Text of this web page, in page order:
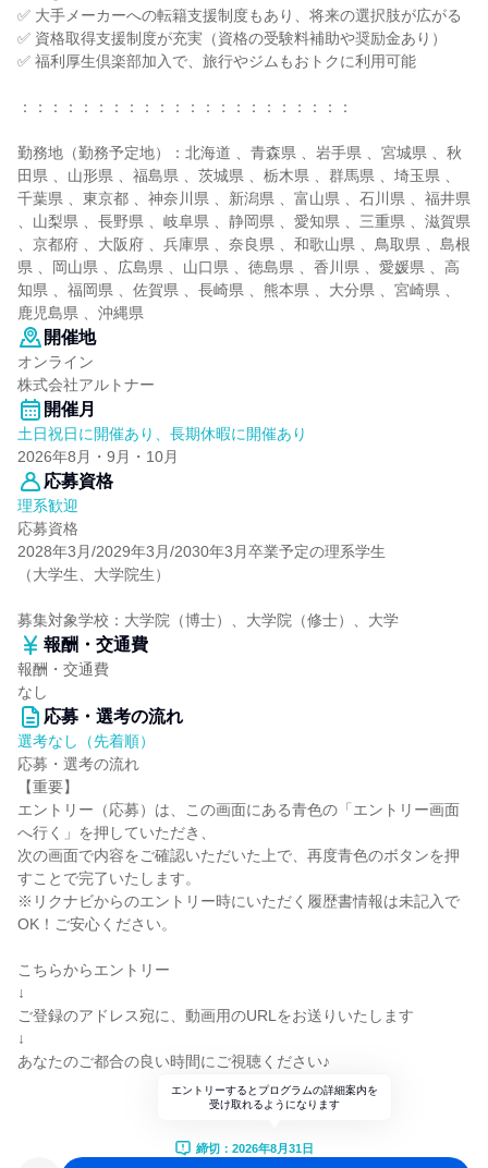
✅ 大手メーカーへの転籍支援制度もあり、将来の選択肢が広がる
✅ 資格取得支援制度が充実（資格の受験料補助や奨励金あり）
✅ 福利厚生倶楽部加入で、旅行やジムもおトクに利用可能
：：：：：：：：：：：：：：：：：：：：：：
勤務地（勤務予定地）：北海道 、青森県 、岩手県 、宮城県 、秋
田県 、山形県 、福島県 、茨城県 、栃木県 、群馬県 、埼玉県 、
千葉県 、東京都 、神奈川県 、新潟県 、富山県 、石川県 、福井県
、山梨県 、長野県 、岐阜県 、静岡県 、愛知県 、三重県 、滋賀県
、京都府 、大阪府 、兵庫県 、奈良県 、和歌山県 、鳥取県 、島根
県 、岡山県 、広島県 、山口県 、徳島県 、香川県 、愛媛県 、高
知県 、福岡県 、佐賀県 、長崎県 、熊本県 、大分県 、宮崎県 、
鹿児島県 、沖縄県
開催地
オンライン
株式会社アルトナー
開催月
土日祝日に開催あり、長期休暇に開催あり
2026年8月・9月・10月
応募資格
理系歓迎
応募資格
2028年3月/2029年3月/2030年3月卒業予定の理系学生
（大学生、大学院生）
募集対象学校：大学院（博士）、大学院（修士）、大学
報酬・交通費
報酬・交通費
なし
応募・選考の流れ
選考なし（先着順）
応募・選考の流れ
【重要】
エントリー（応募）は、この画面にある青色の「エントリー画面
へ行く」を押していただき、
次の画面で内容をご確認いただいた上で、再度青色のボタンを押
すことで完了いたします。
※リクナビからのエントリー時にいただく履歴書情報は未記入で
OK！ご安心ください。
こちらからエントリー
↓
ご登録のアドレス宛に、動画用のURLをお送りいたします
↓
あなたのご都合の良い時間にご視聴ください♪
エントリーするとプログラムの詳細案内を
受け取れるようになります
締切：2026年8月31日